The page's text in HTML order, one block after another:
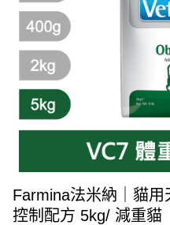
Farmina法米納｜貓
控制配方 5kg/ 減重貓